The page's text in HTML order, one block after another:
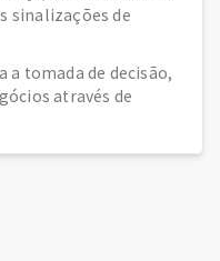
sinalizações de
a tomada de decisão,
através de